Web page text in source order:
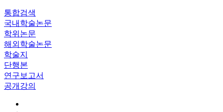
통합검색
국내학술논문
학위논문
해외학술논문
학술지
단행본
연구보고서
공개강의